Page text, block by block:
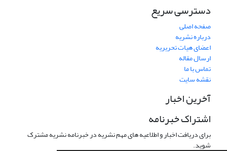
دسترسی سریع
صفحه اصلی
درباره نشریه
اعضای هیات تحریریه
ارسال مقاله
تماس با ما
نقشه سایت
آخرین اخبار
اشتراک خبرنامه
برای دریافت اخبار و اطلاعیه های مهم نشریه در خبرنامه نشریه مشترک
شوید.